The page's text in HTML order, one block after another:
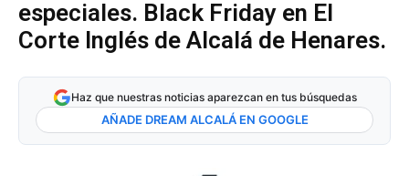
especiales. Black Friday en El
Corte Inglés de Alcalá de Henares.
Haz que nuestras noticias aparezcan en tus búsquedas
AÑADE DREAM ALCALÁ EN GOOGLE